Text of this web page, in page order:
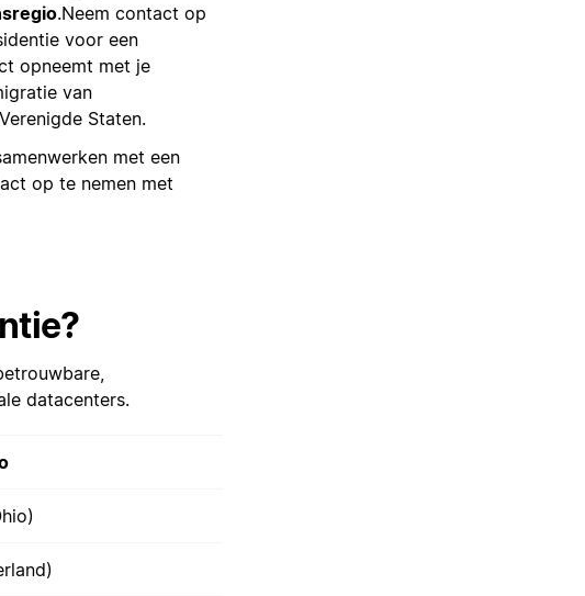
.Neem contact op
voor een
opneemt met je
van
Staten.
met een
op te nemen met
datacenters.